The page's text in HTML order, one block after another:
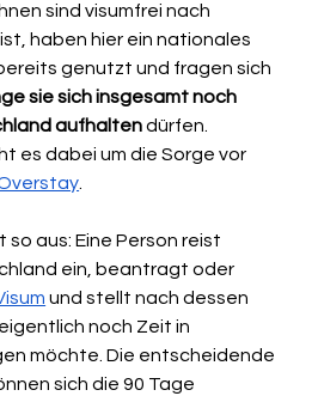
sind visumfrei nach
haben hier ein nationales
genutzt und fragen sich
sie sich insgesamt noch
aufhalten dürfen.
es dabei um die Sorge vor
so aus: Eine Person reist
ein, beantragt oder
und stellt nach dessen
noch Zeit in
möchte. Die entscheidende
sich die 90 Tage